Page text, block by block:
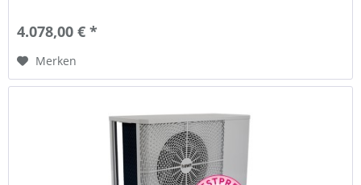
4.078,00 € *
Merken